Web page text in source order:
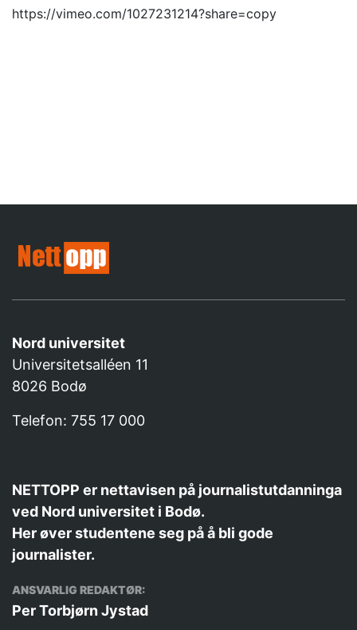
https://vimeo.com/1027231214?share=copy
Nord universitet
Universitetsalléen 11
8026 Bodø
Telefon: 755 17 000
NETTOPP er nettavisen på journalistutdanninga
ved Nord universitet i Bodø.
Her øver studentene seg på å bli gode
journalister.
ANSVARLIG REDAKTØR:
Per Torbjørn Jystad